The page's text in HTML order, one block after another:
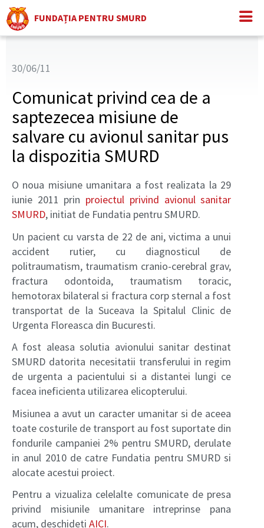
FUNDAȚIA PENTRU SMURD
30/06/11
Comunicat privind cea de a
saptezecea misiune de
salvare cu avionul sanitar pus
la dispozitia SMURD
O noua misiune umanitara a fost realizata la 29
iunie 2011 prin proiectul privind avionul sanitar
SMURD, initiat de Fundatia pentru SMURD.
Un pacient cu varsta de 22 de ani, victima a unui
accident rutier, cu diagnosticul de
politraumatism, traumatism cranio-cerebral grav,
fractura odontoida, traumatism toracic,
hemotorax bilateral si fractura corp sternal a fost
transportat de la Suceava la Spitalul Clinic de
Urgenta Floreasca din Bucuresti.
A fost aleasa solutia avionului sanitar destinat
SMURD datorita necesitatii transferului in regim
de urgenta a pacientului si a distantei lungi ce
facea ineficienta utilizarea elicopterului.
Misiunea a avut un caracter umanitar si de aceea
toate costurile de transport au fost suportate din
fondurile campaniei 2% pentru SMURD, derulate
in anul 2010 de catre Fundatia pentru SMURD si
alocate acestui proiect.
Pentru a vizualiza celelalte comunicate de presa
privind misiunile umanitare intreprinse pana
acum, deschideti AICI.